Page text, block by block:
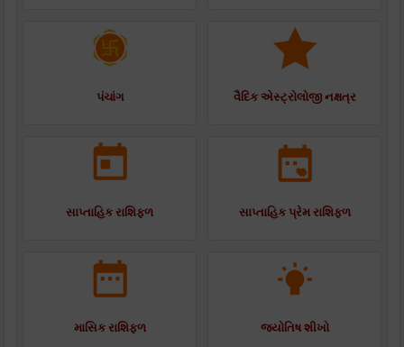
પંચાંગ વૈદિક એસ્ટ્રોલોજી નક્ષત્ર
સાપ્તાહિક રાશિફળ સાપ્તાહિક પ્રેમ રાશિફળ
માસિક રાશિફળ જ્યોતિષ શીખો